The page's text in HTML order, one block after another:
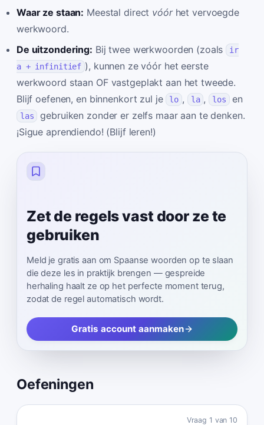
Waar ze staan: Meestal direct vóórhet vervoegde
werkwoord.
De uitzondering: Bij twee werkwoorden (zoals ir
a + infinitief ), kunnen ze vóór het eerste
werkwoord staan OF vastgeplakt aan het tweede.
Blijf oefenen, en binnenkort zul je lo , la , los en
las
gebruiken zonder er zelfs maar aan te denken.
¡Sigue aprendiendo! (Blijf leren!)
Zet de regels vast door ze te
gebruiken
Meld je gratis aan om Spaanse woorden op te slaan
die deze les in praktijk brengen — gespreide
herhaling haalt ze op het perfecte moment terug,
zodat de regel automatisch wordt.
Gratis account aanmaken
Oefeningen
Vraag 1 van 10